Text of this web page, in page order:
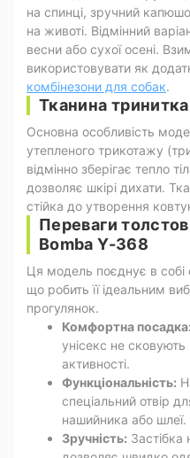
на спинці, зручний
на животі. Відмінний
весни або сухої осені.
використовувати як
комбінезони для собак.
Тканина
Основна особливість
утепленого трикотажу
відмінно зберігає тепло
дозволяє шкірі дихати.
стійка до утворення
Переваги
Bomba Y-368
Ця модель поєднує в собі
що робить її ідеальним
прогулянок.
Комфортна посадка:
унісекс не сковують
активності.
Функціональність:
спеціальний отвір
нашийника або шлеї.
Зручність: Застібка